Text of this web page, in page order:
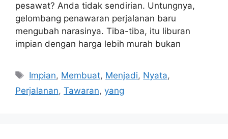
pesawat? Anda tidak sendirian. Untungnya,
gelombang penawaran perjalanan baru
mengubah narasinya. Tiba-tiba, itu liburan
impian dengan harga lebih murah bukan
Tags
Impian, Membuat, Menjadi, Nyata,
Perjalanan, Tawaran, yang